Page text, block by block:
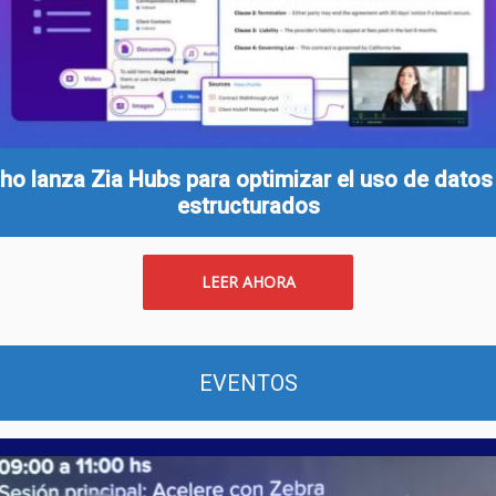
lanza Zia Hubs para optimizar el uso de
estructurados
LEER AHORA
EVENTOS